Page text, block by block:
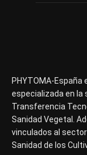
PHYTOMA-
especializada en la
Transferencia
Sanidad Vegetal.
vinculados al
Sanidad de los